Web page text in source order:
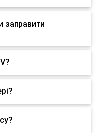
заправити